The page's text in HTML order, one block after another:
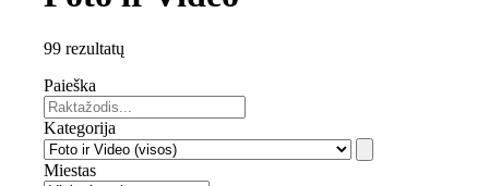
99 rezultatų
Paieška
Kategorija
Miestas